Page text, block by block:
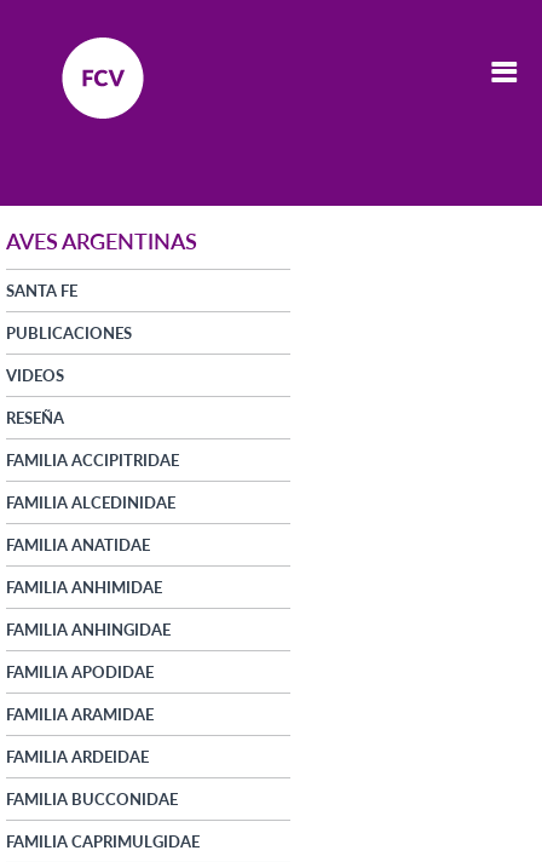
AVES ARGENTINAS
SANTA FE
PUBLICACIONES
VIDEOS
RESEÑA
FAMILIA ACCIPITRIDAE
FAMILIA ALCEDINIDAE
FAMILIA ANATIDAE
FAMILIA ANHIMIDAE
FAMILIA ANHINGIDAE
FAMILIA APODIDAE
FAMILIA ARAMIDAE
FAMILIA ARDEIDAE
FAMILIA BUCCONIDAE
FAMILIA CAPRIMULGIDAE